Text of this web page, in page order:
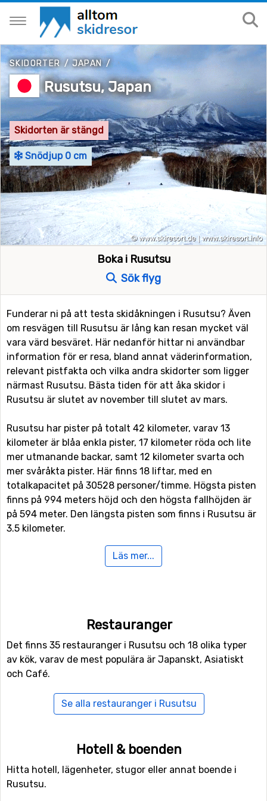
SKIDORTER /JAPAN/
Rusutsu, Japan
Skidorten är stängd
Snödjup 0 cm
Boka i Rusutsu
Sök flyg
Funderar ni på att testa skidåkningen i Rusutsu? Även
om resvägen till Rusutsu är lång kan resan mycket väl
vara värd besväret. Här nedanför hittar ni användbar
information för er resa, bland annat väderinformation,
relevant pistfakta och vilka andra skidorter som ligger
närmast Rusutsu. Bästa tiden för att åka skidor i
Rusutsu är slutet av november till slutet av mars.
Rusutsu har pister på totalt 42 kilometer, varav 13
kilometer är blåa enkla pister, 17 kilometer röda och lite
mer utmanande backar, samt 12 kilometer svarta och
mer svåråkta pister. Här finns 18 liftar, med en
totalkapacitet på 30528 personer/timme. Högsta pisten
finns på 994 meters höjd och den högsta fallhöjden är
på 594 meter. Den längsta pisten som finns i Rusutsu är
3.5 kilometer.
Gillar ni att sova länge på morgonen? Inga problem, i
Flyg till Rusutsu
Chitose Airport, Sapporo närmast, på ett avstånd av 64
kilometer från skidorten.
Närmaste skidorter till Rusutsu
Niseko
är närmaste skidort till Rusutsu med ett avstånd
på 22 kilometer. Andra skidorter nära är
Läs mer...
Restauranger
Det finns 35 restauranger i Rusutsu och 18 olika typer
av kök, varav de mest populära är Japanskt, Asiatiskt
och Café.
Se alla restauranger i Rusutsu
Hotell & boenden
Hitta hotell, lägenheter, stugor eller annat boende i
Rusutsu.